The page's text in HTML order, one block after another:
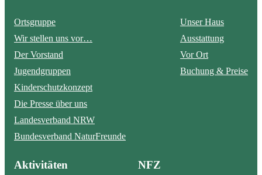
Ortsgruppe
Wir stellen uns vor…
Der Vorstand
Jugendgruppen
Kinderschutzkonzept
Die Presse über uns
Landesverband NRW
Bundesverband NaturFreunde
Unser Haus
Ausstattung
Vor Ort
Buchung & Preise
Aktivitäten NFZ